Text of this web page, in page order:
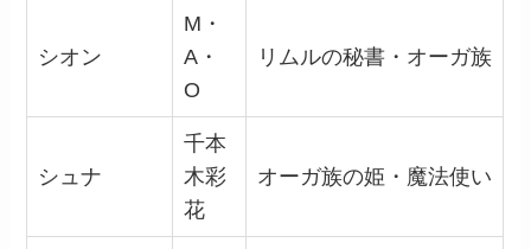
シオン
M・
A・
O
リムルの秘書・オーガ族
シュナ
千本
木彩
花
オーガ族の姫・魔法使い